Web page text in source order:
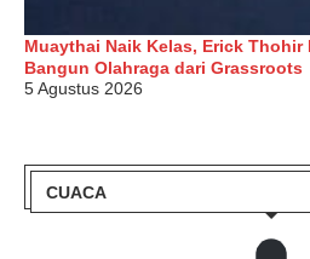
Muaythai Naik Kelas, Erick
Bangun Olahraga dari Grassroots
5 Agustus 2026
CUACA